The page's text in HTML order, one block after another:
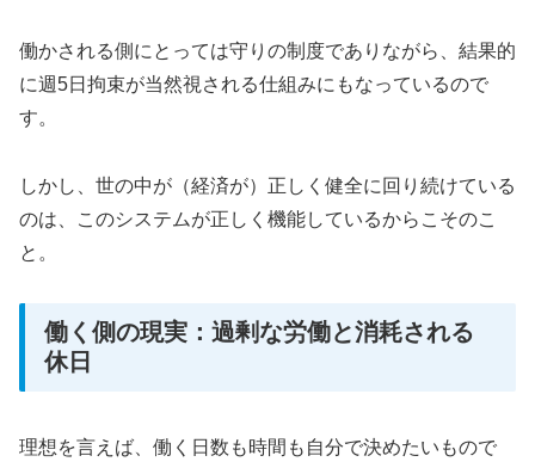
働かされる側にとっては守りの制度でありながら、結果的
に週5日拘束が当然視される仕組みにもなっているので
す。
しかし、世の中が（経済が）正しく健全に回り続けている
のは、このシステムが正しく機能しているからこそのこ
と。
働く側の現実：過剰な労働と消耗される
休日
理想を言えば、働く日数も時間も自分で決めたいもので